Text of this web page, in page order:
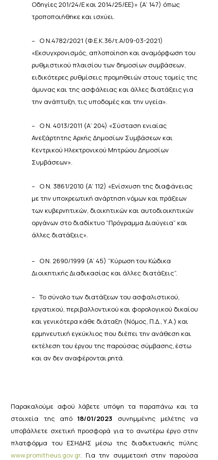
Οδηγίες 201/24/Εκαι 2014/25/ΕΕ)» (Α’ 147) όπως
τροποποιήθηκε και ισχύει.
– Ο Ν.4782/2021 (Φ.Ε.Κ.36/τ.Α/09-03-2021)
«Εκσυγχρονισμός, απλοποίηση και αναμόρφωση του
ρυθμιστικού πλαισίου των δημοσίων συμβάσεων,
ειδικότερες ρυθμίσεις προμηθειών στους τομείς της
άμυνας και της ασφάλειας και άλλες διατάξειςγια
την ανάπτυξη,τις υποδομές και τηνυγεία».
– ΟΝ. 4013/2011 (Α’ 204) «Σύσταση ενιαίας
Ανεξάρτητης Αρχής Δημοσίων Συμβάσεωνκαι
Κεντρικού Ηλεκτρονικού Μητρώου Δημοσίων
Συμβάσεων».
– Ο Ν. 3861/2010 (Α’ 112) «Ενίσχυση της διαφάνειας
με την υποχρεωτική ανάρτηση νόμων και πράξεων
τωνκυβερνητικών, διοικητικών και αυτοδιοικητικών
οργάνων στο διαδίκτυο “Πρόγραμμα Διαύγεια” και
άλλες διατάξεις».
– ΟΝ. 2690/1999 (Α’ 45) “Κύρωσητου Κώδικα
ΔιοικητικήςΔιαδικασίας και άλλες διατάξεις”.
– Το σύνολο των διατάξεων του ασφαλιστικού,
εργατικού, περιβαλλοντικού και φορολογικού δικαίου
και γενικότερα κάθε διάταξη (Νόμος, Π.Δ., Υ.Α.) και
ερμηνευτική εγκύκλιος που διέπει την ανάθεση και
εκτέλεση του έργου της παρούσας σύμβασης, έστω
και αν δεν αναφέρονταιρητά.
Παρακαλούμε αφού λάβετε υπόψη τα παραπάνω και τα
στοιχεία της από18/01/2023 συνημμένης μελέτης να
υποβάλλετε σχετική προσφορά για το ανωτέρω έργο στην
πλατφόρμα του ΕΣΗΔΗΣ μέσω της διαδικτυακής πύλης
www.promitheus.gov.gr. Για την συμμετοχή στην παρούσα